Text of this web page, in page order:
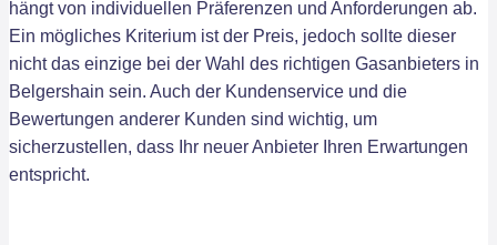
hängt von individuellen Präferenzen und Anforderungen ab.
Ein mögliches Kriterium ist der Preis, jedoch sollte dieser
nicht das einzige bei der Wahl des richtigen Gasanbieters in
Belgershain sein. Auch der Kundenservice und die
Bewertungen anderer Kunden sind wichtig, um
sicherzustellen, dass Ihr neuer Anbieter Ihren Erwartungen
entspricht.